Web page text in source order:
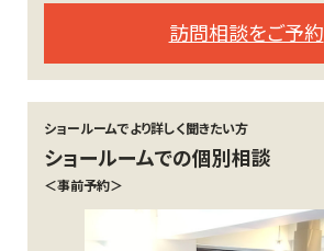
訪問相談をご予約
ショールームでより詳しく聞きたい方
ショールームでの個別相談
＜事前予約＞